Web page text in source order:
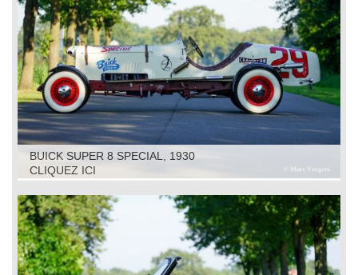
BUICK SUPER 8 SPECIAL, 1930
CLIQUEZ ICI